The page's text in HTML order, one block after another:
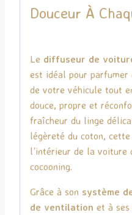
Douceur À
Le diffuseur de
est idéal pour parfumer
de votre véhicule tout
douce, propre et
fraîcheur du linge
légèreté du coton,
l’intérieur de la voiture
cocooning.
Grâce à son système
de ventilation et à ses